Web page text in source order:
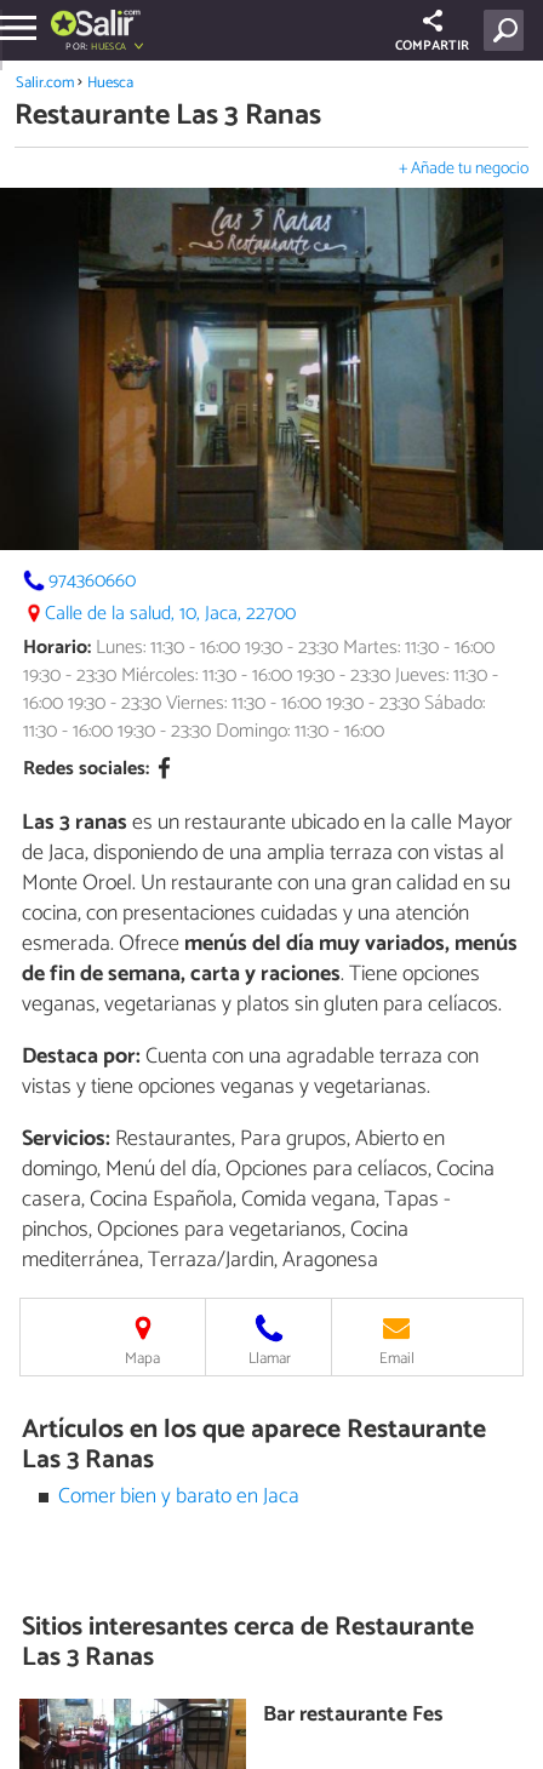
POR:HUESCA COMPARTIR
Salir.com Huesca
Restaurante Las 3 Ranas
+ Añade tu negocio
974360660
Calle de la salud, 10, Jaca, 22700
Horario:Lunes: 11:30 - 16:00 19:30 - 23:30 Martes: 11:30 - 16:00
19:30 - 23:30 Miércoles: 11:30 - 16:00 19:30 - 23:30 Jueves: 11:30 -
16:00 19:30 - 23:30 Viernes: 11:30 - 16:00 19:30 - 23:30 Sábado:
11:30 - 16:00 19:30 - 23:30 Domingo: 11:30 - 16:00
Redes sociales:
Las 3 ranases un restaurante ubicado en la calle Mayor
de Jaca, disponiendo de una amplia terraza con vistas al
Monte Oroel. Un restaurante con una gran calidad en su
cocina, con presentaciones cuidadas y una atención
esmerada. Ofrecemenús del día muy variados, menús
de fin de semana, carta y raciones. Tiene opciones
veganas, vegetarianas y platos sin gluten para celíacos.
Destaca por:Cuenta con una agradable terraza con
vistas y tiene opciones veganas y vegetarianas.
Servicios:Restaurantes, Para grupos, Abierto en
domingo, Menú del día, Opciones para celíacos, Cocina
casera, Cocina Española, Comida vegana, Tapas -
pinchos, Opciones para vegetarianos, Cocina
mediterránea, Terraza/Jardin, Aragonesa
Mapa Llamar Email
Artículos en los que aparece Restaurante
Las 3 Ranas
Comer bien y barato en Jaca
Sitios interesantes cerca deRestaurante
Las 3 Ranas
Bar restaurante Fes